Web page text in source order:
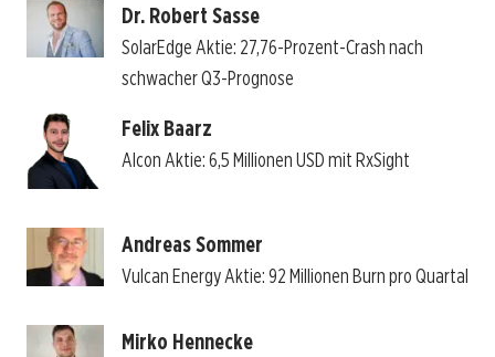
Dr. Robert Sasse
SolarEdge Aktie: 27,76-Prozent-Crash nach
schwacher Q3-Prognose
Felix Baarz
Alcon Aktie: 6,5 Millionen USD mit RxSight
Andreas Sommer
Vulcan Energy Aktie: 92 Millionen Burn pro Quartal
Mirko Hennecke